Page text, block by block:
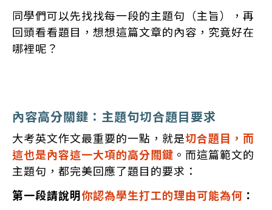
同學們可以先找找每一段的主題句（主旨），再
回頭看看題目，想想這篇文章的內容，究竟好在
哪裡呢？
內容高分關鍵：主題句切合題目要求
大考英文作文最重要的一點，就是切合題目，而
這也是內容這一大項的高分關鍵 。而這篇範文的
主題句，都完美回應了題目的要求：
第一段請說明你認為學生打工的理由可能為何 ：